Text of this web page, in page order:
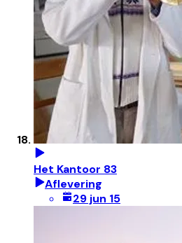
Het Kantoor 83
Aflevering
29 jun 15